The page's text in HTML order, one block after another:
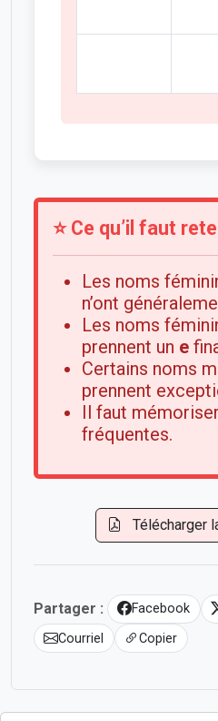
⭐ Ce qu’il faut
Les noms
n’ont
Les noms
prennent un e
Certains noms
prennent
Il faut
fréquentes.
Télécharger
Partager : Facebook
Courriel
Copier